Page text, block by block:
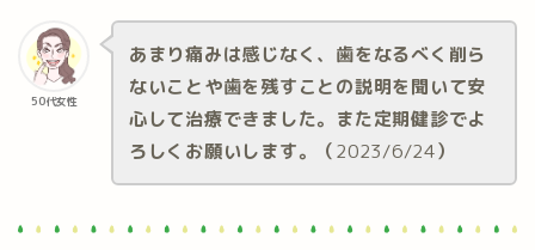
50代女性
あまり痛みは感じなく、歯をなるべく削ら
ないことや歯を残すことの説明を聞いて安
心して治療できました。また定期健診でよ
ろしくお願いします。（2023/6/24）